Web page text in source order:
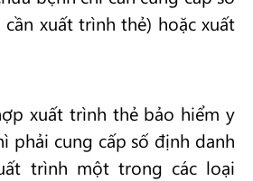
cần xuất trình thẻ) hoặc xuất
xuất trình thẻ bảo hiểm y
phải cung cấp số định danh
trình một trong các loại